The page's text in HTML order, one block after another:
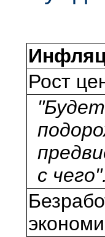
Рост
с чего".